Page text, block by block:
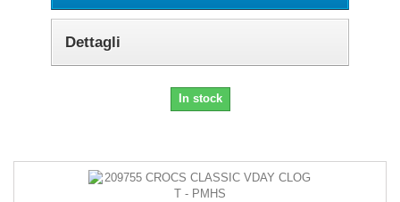
Dettagli
In stock